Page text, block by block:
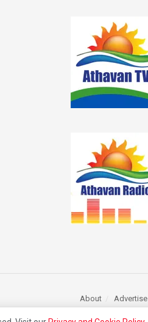
About Advertise